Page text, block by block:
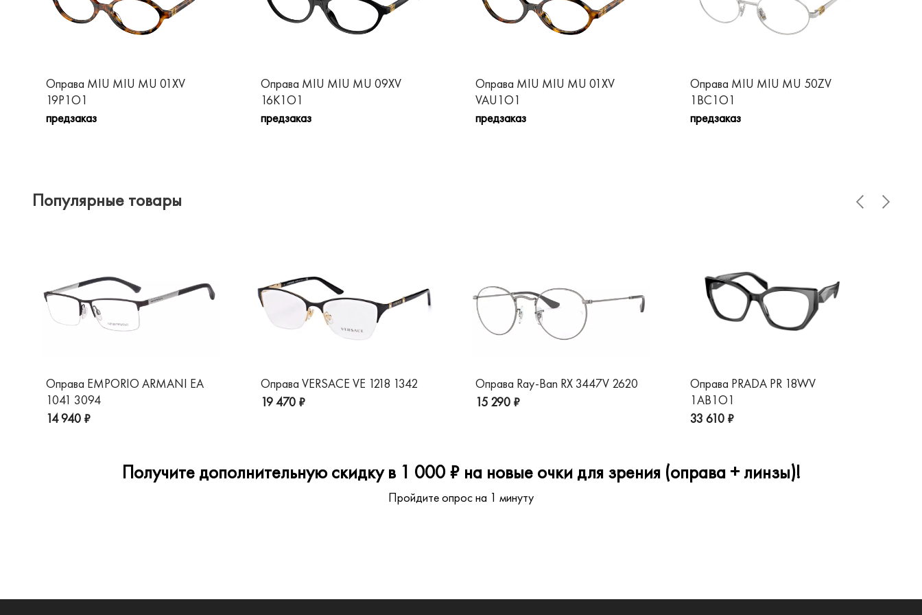
Оправа MIU MIU MU 01XV
19P1O1
предзаказ
Оправа MIU MIU MU 09XV
16K1O1
предзаказ
Оправа MIU MIU MU 01XV
VAU1O1
предзаказ
Оправа MIU MIU MU 50ZV
1BC1O1
предзаказ
Популярные товары
Оправа EMPORIO ARMANI EA
1041 3094
14 940 ₽
Оправа VERSACE VE 1218 1342
19 470 ₽
Оправа Ray-Ban RX 3447V 2620
15 290 ₽
Оправа PRADA PR 18WV
1AB1O1
33 610 ₽
Получите дополнительную скидку в 1 000 ₽ на новые очки для зрения (оправа + линзы)!
Пройдите опрос на 1 минуту